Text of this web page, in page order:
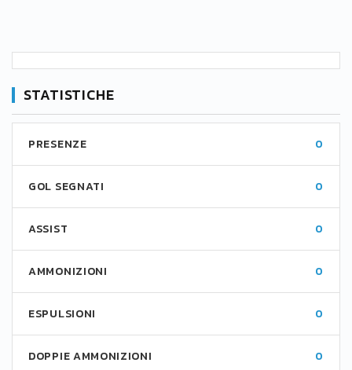
STATISTICHE
PRESENZE 0
GOL SEGNATI 0
ASSIST 0
AMMONIZIONI 0
ESPULSIONI 0
DOPPIE AMMONIZIONI 0